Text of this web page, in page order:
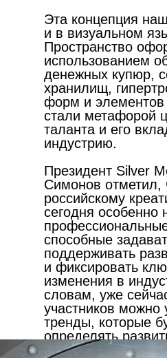
Эта концепция
и в визуальном
Пространство
использованием
денежных купюр,
хранилищ,
форм и элементов
стали метафорой
таланта и его
индустрию.
Президент Silver
Симонов отметил,
российскому
сегодня особенно
способные
поддерживать
и фиксировать
изменения в
словам, уже
участников можно
тренды, которые
определять
ближайшие годы.